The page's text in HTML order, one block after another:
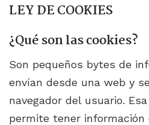
LEY DE COOKIES
¿Qué son las cookies?
Son pequeños bytes de
envían desde una web y
navegador del usuario.
permite tener información